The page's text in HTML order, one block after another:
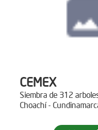
CEMEX
Siembra de 312
Choachí -